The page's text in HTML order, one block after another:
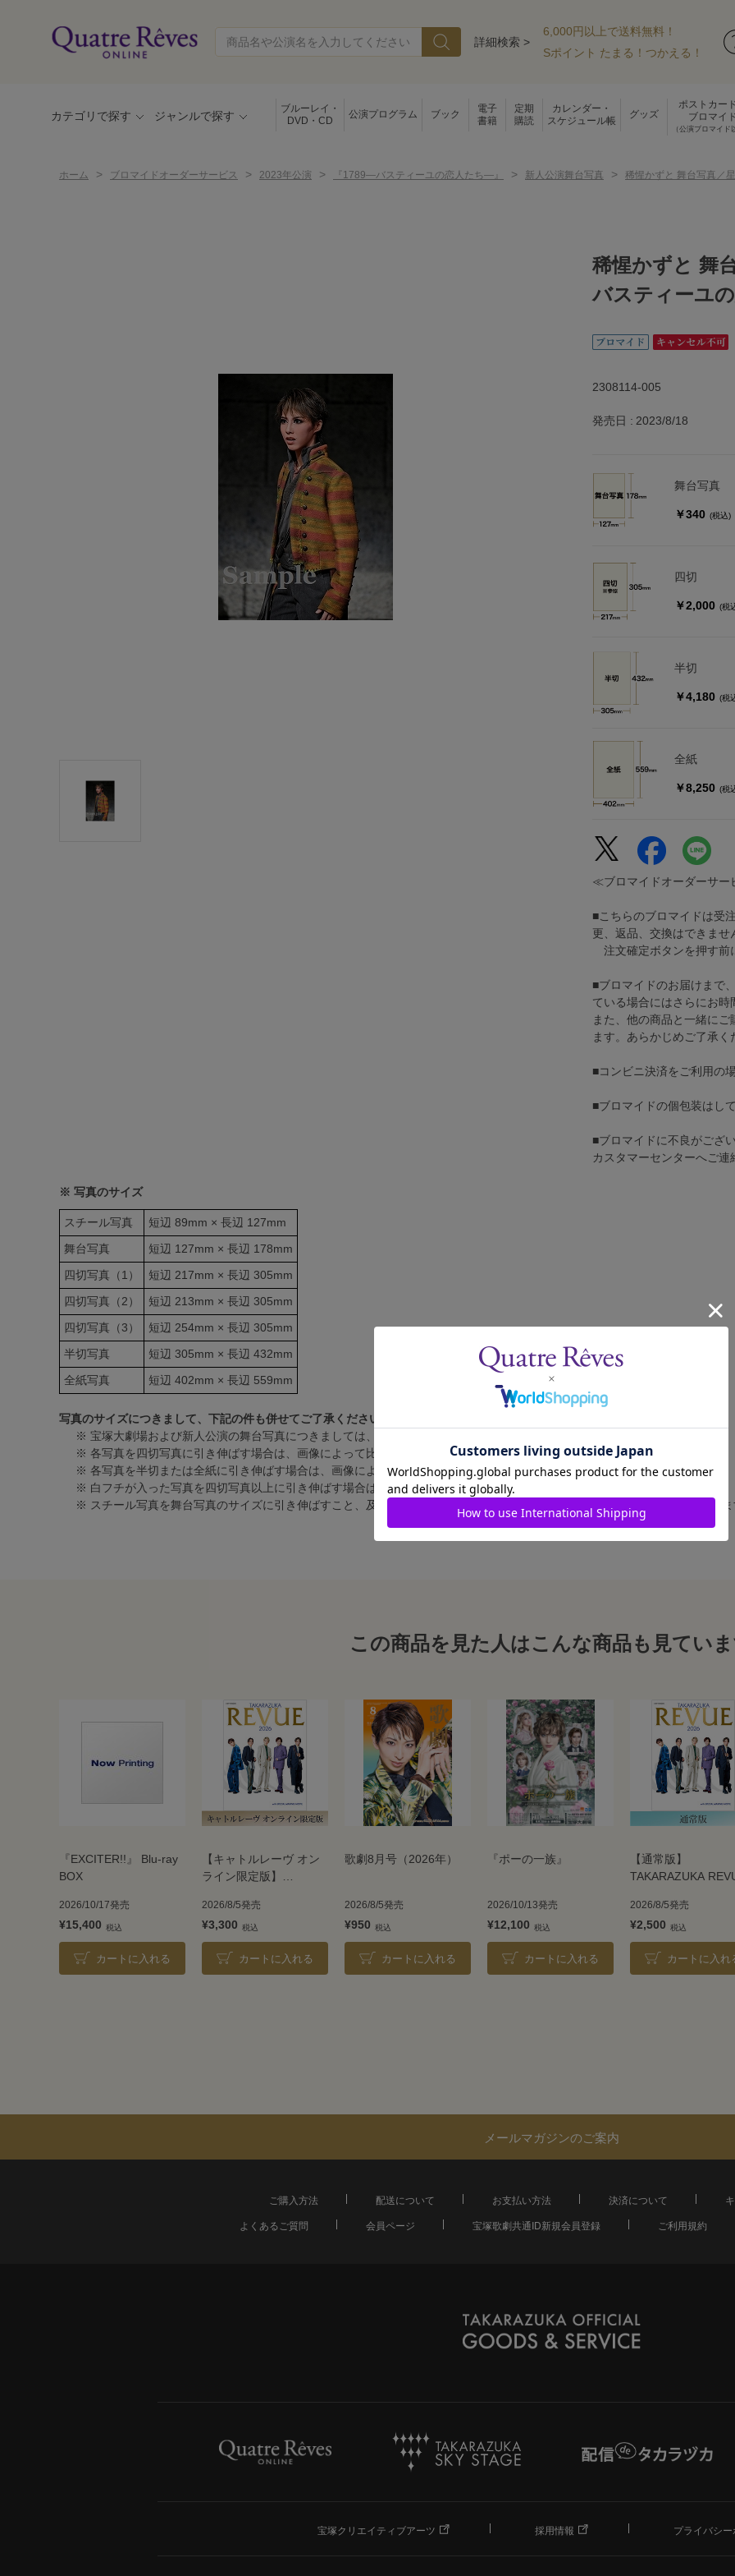
詳細検索 >
6,000円以上で送料無料！
Sポイント たまる！つかえる！
カテゴリで探す ジャンルで探す
ブルーレイ・
DVD・CD
公演プログラム ブック
電子
書籍
定期
購読
カレンダー・
スケジュール帳
グッズ
ポストカー
ブロマイ
（公演ブロマイド
ホーム > ブロマイドオーダーサービス > 2023年公演 > 『1789―バスティーユの恋人たち―』 > 新人公演舞台写真 > 稀惺かずと 舞台写真／
※ 写真のサイズ
スチール写真
短辺 89mm × 長辺 127mm
舞台写真
短辺 127mm × 長辺 178mm
四切写真（1）
短辺 217mm × 長辺 305mm
四切写真（2）
短辺 213mm × 長辺 305mm
四切写真（3）
短辺 254mm × 長辺 305mm
半切写真
短辺 305mm × 長辺 432mm
全紙写真
短辺 402mm × 長辺 559mm
写真のサイズにつきまして、下記の件も併せてご了承ください。
※ 宝塚大劇場および新人公演の舞台写真につきましては、4辺に白フチが入ります。
※ 各写真を四切写真に引き伸ばす場合は、画像によって比率の都合上、（1）～（3）の何れかのサイズになります。
※ 各写真を半切または全紙に引き伸ばす場合は、画像によって比率が異なりますが、上記のサイズに統一しております。
※ 白フチが入った写真を四切写真以上に引き伸ばす場合は、白フチ無しの写真となります。
※ スチール写真を舞台写真のサイズに引き伸ばすこと、及び舞台写真をスチール写真のサイズに縮小することは、いたしかね
稀惺かずと 舞
バスティーユ
2308114-005
発売日 2023/8/18
舞台写真
￥340 (税込)
四切
￥2,000 (税
半切
￥4,180 (税
全紙
￥8,250 (税
≪ブロマイドオーダーサ
■こちらのブロマイドは受
更、返品、交換はできませ
注文確定ボタンを押す前
■ブロマイドのお届けまで
ている場合にはさらにお時
また、他の商品と一緒に
ます。あらかじめご了承く
■コンビニ決済をご利用の
■ブロマイドの個包装はし
■ブロマイドに不良がござ
カスタマーセンターへご連
この商品を見た人はこんな商品も見てい
『EXCITER!!』 Blu-ray
BOX
2026/10/17発売
¥15,400
カートに入れる
【キャトルレーヴ オン
ライン限定版】
2026
2026/8/5発売
¥3,300
カートに入れる
歌劇8月号（2026年）
2026/8/5発売
¥950
カートに入れる
『ポーの一族』
2026/10/13発売
¥12,100
カートに入れる
【通常版】
TAKARAZUKA
2026/8/5発売
¥2,500
カートに入れ
メールマガジンのご案内
ご購入方法 配送について お支払い方法 決済について
よくあるご質問
会員ページ 宝塚歌劇共通ID新規会員登録 ご利用規約
宝塚クリエイティブアーツ 採用情報 プライバシ